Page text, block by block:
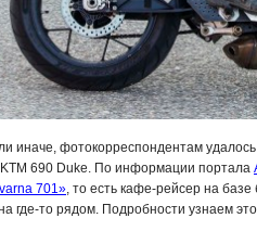
иначе, фотокорреспондентам
690 Duke. По информации портала
701», то есть кафе-рейсер на
где-то рядом. Подробности узнаем